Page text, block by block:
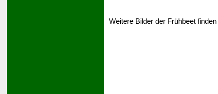
Weitere Bilder der Frühbeet